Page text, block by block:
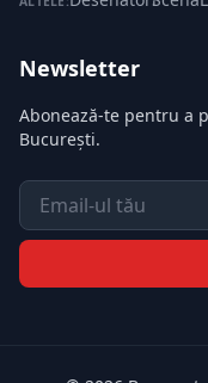
Newsletter
Abonează-te pentru a
București.
Email